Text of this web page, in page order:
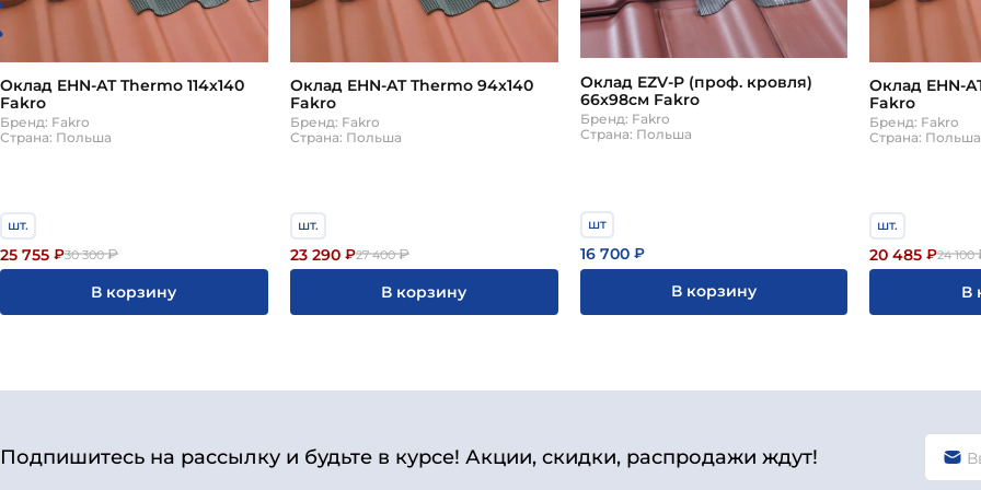
Оклад EHN-AT Thermo 114х140
Fakro
Бренд: Fakro
Страна: Польша
шт.
25 755 ₽30 300₽
В корзину
Оклад EHN-AT Thermo 94х140
Fakro
Бренд: Fakro
Страна: Польша
шт.
23 290₽27 400₽
В корзину
Оклад EZV-P (проф. кровля)
66х98см Fakro
Бренд: Fakro
Страна: Польша
шт
16 700₽
В корзину
Оклад EHN-
Fakro
Бренд: Fakro
Страна: Польша
шт.
20 485 ₽24 100
В
Подпишитесь на рассылку и будьте в курсе! Акции, скидки, распродажи ждут!